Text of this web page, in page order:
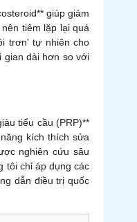
giúp giảm
tiêm lặp lại quá
trơn' tự nhiên cho
gian dài hơn so với
tiểu cầu (PRP)**
kích thích sửa
nghiên cứu sâu
tôi chỉ áp dụng các
dẫn điều trị quốc